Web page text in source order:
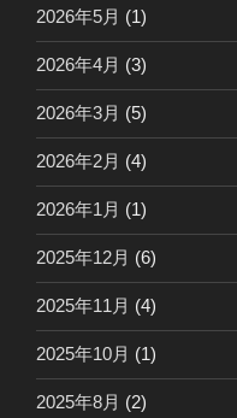
2026年5月 (1)
2026年4月 (3)
2026年3月 (5)
2026年2月 (4)
2026年1月 (1)
2025年12月 (6)
2025年11月 (4)
2025年10月 (1)
2025年8月 (2)